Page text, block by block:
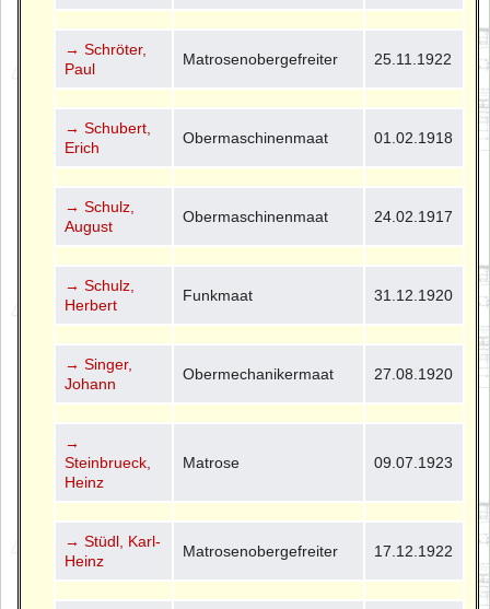
→ Schröter,
Paul
Matrosenobergefreiter 25.11.1922
→ Schubert,
Erich
Obermaschinenmaat 01.02.1918
→ Schulz,
August
Obermaschinenmaat 24.02.1917
→ Schulz,
Herbert
Funkmaat 31.12.1920
→ Singer,
Johann
Obermechanikermaat 27.08.1920
→
Steinbrueck,
Heinz
Matrose 09.07.1923
→ Stüdl, Karl-
Heinz
Matrosenobergefreiter 17.12.1922